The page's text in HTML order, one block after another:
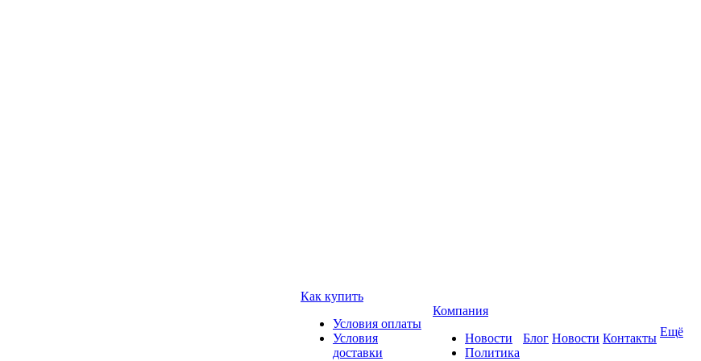
Как купить
Условия оплаты
Условия
доставки
Компания
Новости
Политика
Блог Новости Контакты Ещё